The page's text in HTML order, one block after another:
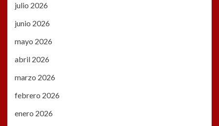
julio 2026
junio 2026
mayo 2026
abril 2026
marzo 2026
febrero 2026
enero 2026